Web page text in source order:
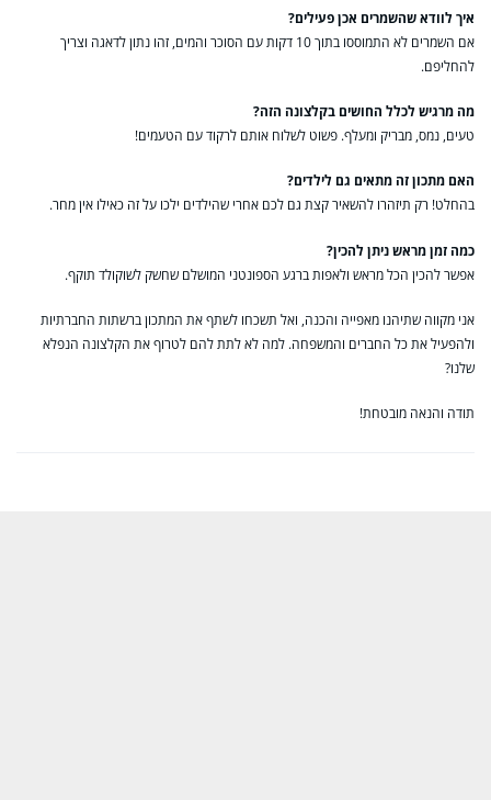
איך לוודא שהשמרים אכן פעילים?
אם השמרים לא התמוססו בתוך 10 דקות עם הסוכר והמים, זהו נתון לדאגה וצריך
להחליפם.
מה מרגיש לכלל החושים בקלצונה הזה?
טעים, נמס, מבריק ומעלף. פשוט לשלוח אותם לרקוד עם הטעמים!
האם מתכון זה מתאים גם לילדים?
בהחלט! רק תיזהרו להשאיר קצת גם לכם אחרי שהילדים ילכו על זה כאילו אין מחר.
כמה זמן מראש ניתן להכין?
אפשר להכין הכל מראש ולאפות ברגע הספונטני המושלם שחשק לשוקולד תוקף.
אני מקווה שתיהנו מאפייה והכנה, ואל תשכחו לשתף את המתכון ברשתות החברתיות
ולהפעיל את כל החברים והמשפחה. למה לא לתת להם לטרוף את הקלצונה הנפלא
שלנו?
תודה והנאה מובטחת!